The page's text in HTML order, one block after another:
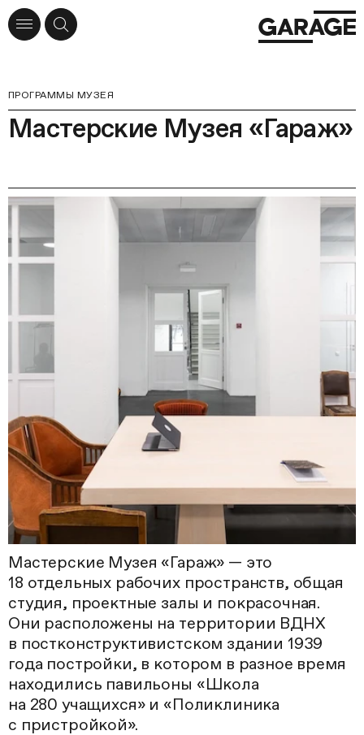
ПРОГРАММЫ МУЗЕЯ
Мастерские Музея «Гараж»
Мастерские Музея «Гараж» — это
18 отдельных рабочих пространств, общая
студия, проектные залы и покрасочная.
Они расположены на территории ВДНХ
в постконструктивистском здании 1939
года постройки, в котором в разное время
находились павильоны «Школа
на 280 учащихся» и «Поликлиника
с пристройкой».